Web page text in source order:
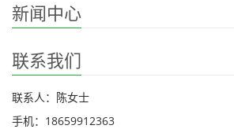
新闻中心
联系我们
联系人：陈女士
手机：18659912363